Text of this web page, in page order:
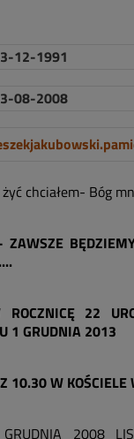
12-1991
08-2008
chciałem- Bóg
ZAWSZE
22
1 GRUDNIA 2013
10.30 W KOŚCIELE
2008